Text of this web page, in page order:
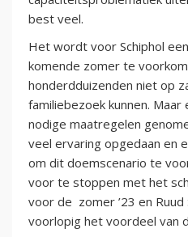
best veel.
Het wordt voor Schiphol
komende zomer te
honderdduizenden niet op
familiebezoek kunnen.
nodige maatregelen
veel ervaring opgedaan en
om dit doemscenario te
voor te stoppen met het
voor de zomer ’23 en Ruud
voorlopig het voordeel van